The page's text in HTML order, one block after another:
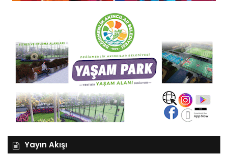
Yayın Akışı